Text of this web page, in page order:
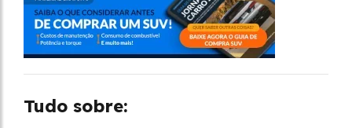
Tudo sobre: